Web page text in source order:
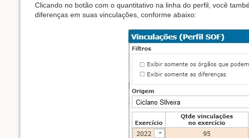
Clicando no botão com o quantitativo na linha do perfil, você
diferenças em suas vinculações, conforme abaixo: